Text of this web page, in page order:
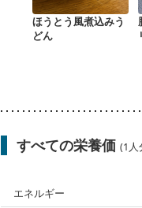
ほうとう風煮込みう
どん
すべての栄養価 (1人
エネルギー